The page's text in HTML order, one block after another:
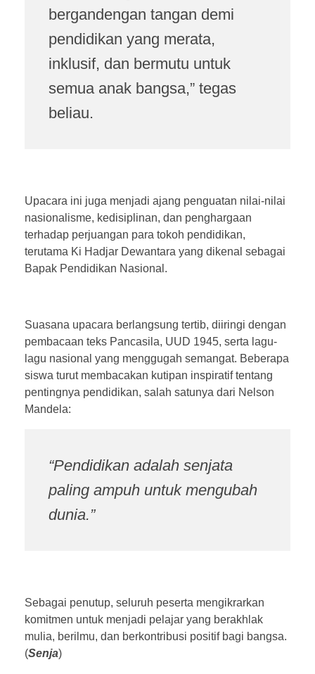
bergandengan tangan demi
pendidikan yang merata,
inklusif, dan bermutu untuk
semua anak bangsa,” tegas
beliau.
Upacara ini juga menjadi ajang penguatan nilai-nilai
nasionalisme, kedisiplinan, dan penghargaan
terhadap perjuangan para tokoh pendidikan,
terutama Ki Hadjar Dewantara yang dikenal sebagai
Bapak Pendidikan Nasional.
Suasana upacara berlangsung tertib, diiringi dengan
pembacaan teks Pancasila, UUD 1945, serta lagu-
lagu nasional yang menggugah semangat. Beberapa
siswa turut membacakan kutipan inspiratif tentang
pentingnya pendidikan, salah satunya dari Nelson
Mandela:
“Pendidikan adalah senjata
paling ampuh untuk mengubah
dunia.”
Sebagai penutup, seluruh peserta mengikrarkan
komitmen untuk menjadi pelajar yang berakhlak
mulia, berilmu, dan berkontribusi positif bagi bangsa.
(Senja)